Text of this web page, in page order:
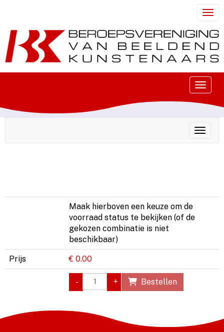
Maak hierboven een keuze om de
voorraad status te bekijken (of de
gekozen combinatie is niet
beschikbaar)
Prijs € 0.00
- + Bestellen